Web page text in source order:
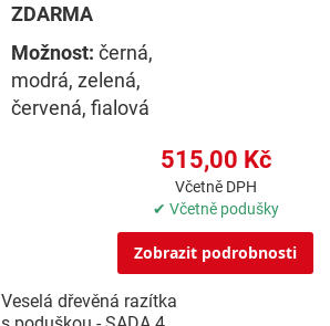
ZDARMA
Možnost: černá,
modrá, zelená,
červená, fialová
515,00 Kč
Včetně DPH
✔ Včetně podušky
Zobrazit podrobnosti
Veselá dřevěná razítka